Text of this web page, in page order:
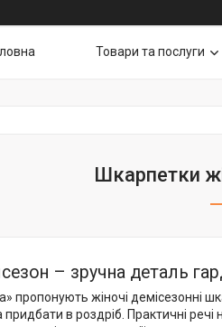
Товари та послуги
Шкарпетки
– зручна деталь
пропонують жіночі демісезонні
в роздріб. Практичні речі